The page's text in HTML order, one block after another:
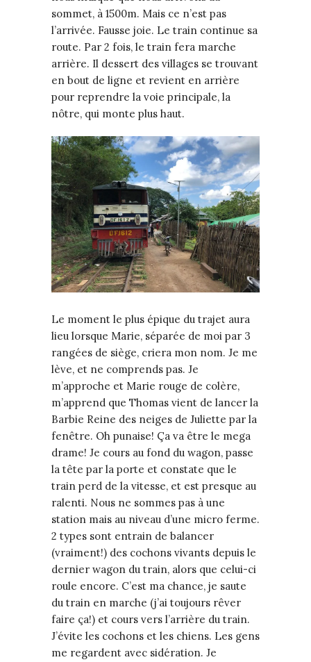
sommet, à 1500m. Mais ce n’est pas
l’arrivée. Fausse joie. Le train continue sa
route. Par 2 fois, le train fera marche
arrière. Il dessert des villages se trouvant
en bout de ligne et revient en arrière
pour reprendre la voie principale, la
nôtre, qui monte plus haut.
Le moment le plus épique du trajet aura
lieu lorsque Marie, séparée de moi par 3
rangées de siège, criera mon nom. Je me
lève, et ne comprends pas. Je
m’approche et Marie rouge de colère,
m’apprend que Thomas vient de lancer la
Barbie Reine des neiges de Juliette par la
fenêtre. Oh punaise! Ça va être le mega
drame! Je cours au fond du wagon, passe
la tête par la porte et constate que le
train perd de la vitesse, et est presque au
ralenti. Nous ne sommes pas à une
station mais au niveau d’une micro ferme.
2 types sont entrain de balancer
(vraiment!) des cochons vivants depuis le
dernier wagon du train, alors que celui-ci
roule encore. C’est ma chance, je saute
du train en marche (j’ai toujours rêver
faire ça!) et cours vers l’arrière du train.
J’évite les cochons et les chiens. Les gens
me regardent avec sidération. Je